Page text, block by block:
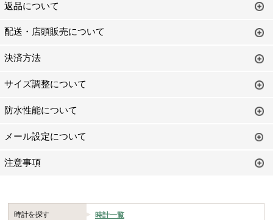
返品について
配送・店頭販売について
決済方法
サイズ調整について
防水性能について
メール設定について
注意事項
時計を探す 時計一覧